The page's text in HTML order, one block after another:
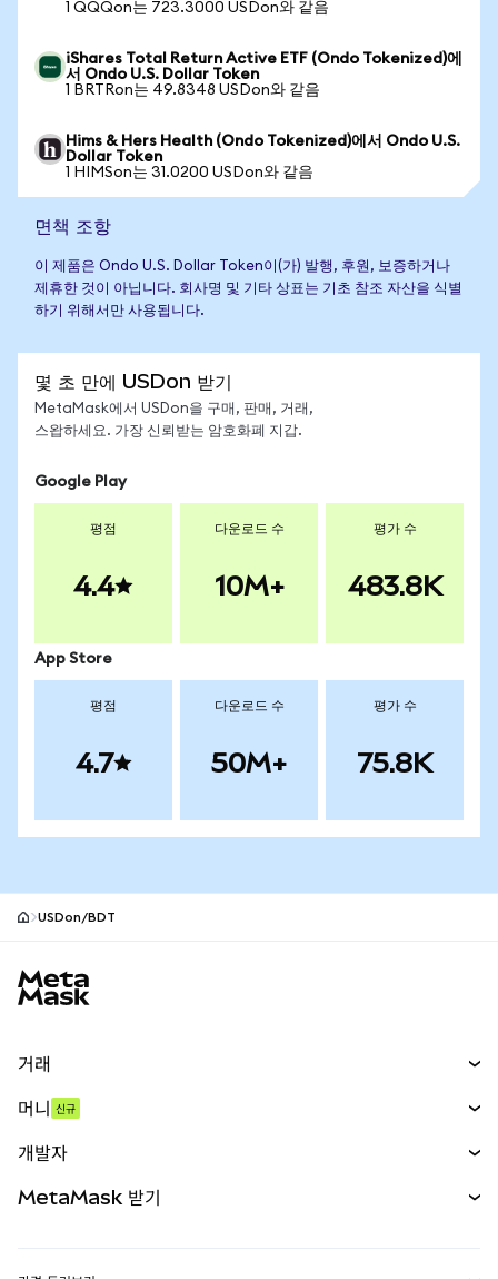
1 QQQon는 723.3000 USDon와 같음
iShares Total Return Active ETF (Ondo Tokenized)에
서 Ondo U.S. Dollar Token
1 BRTRon는 49.8348 USDon와 같음
Hims & Hers Health (Ondo Tokenized)에서 Ondo U.S.
Dollar Token
1 HIMSon는 31.0200 USDon와 같음
면책 조항
이 제품은 Ondo U.S. Dollar Token이(가) 발행, 후원, 보증하거나
제휴한 것이 아닙니다. 회사명 및 기타 상표는 기초 참조 자산을 식별
하기 위해서만 사용됩니다.
몇 초 만에 USDon 받기
MetaMask에서 USDon을 구매, 판매, 거래,
스왑하세요. 가장 신뢰받는 암호화폐 지갑.
Google Play
평점
4.4
다운로드 수
10M+
평가 수
483.8K
App Store
평점
4.7
다운로드 수
50M+
평가 수
75.8K
USDon/BDT
거래
무기한 선물
실물자산
머니 신규
개발자
MetaMask 받기